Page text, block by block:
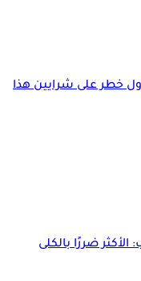
خطر على شرايين هذا
ضررًا بالكلى